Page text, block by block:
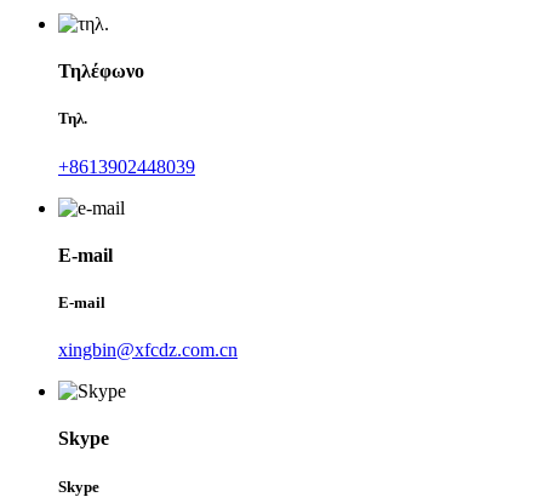
Τηλέφωνο
Τηλ.
+8613902448039
E-mail
E-mail
xingbin@xfcdz.com.cn
Skype
Skype